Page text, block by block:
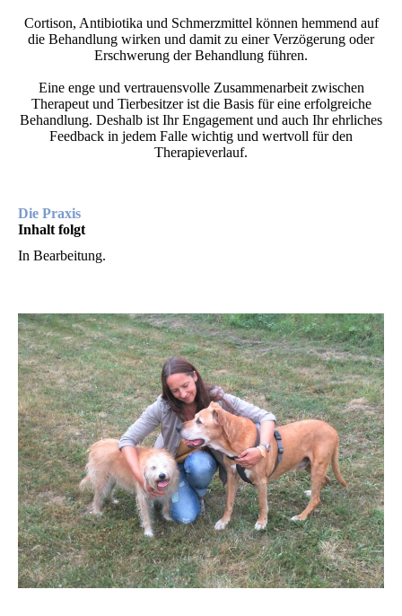
Cortison, Antibiotika und Schmerzmittel können hemmend auf
die Behandlung wirken und damit zu einer Verzögerung oder
Erschwerung der Behandlung führen.
Eine enge und vertrauensvolle Zusammenarbeit zwischen
Therapeut und Tierbesitzer ist die Basis für eine erfolgreiche
Behandlung. Deshalb ist Ihr Engagement und auch Ihr ehrliches
Feedback in jedem Falle wichtig und wertvoll für den
Therapieverlauf.
Die Praxis
Inhalt folgt
In Bearbeitung.